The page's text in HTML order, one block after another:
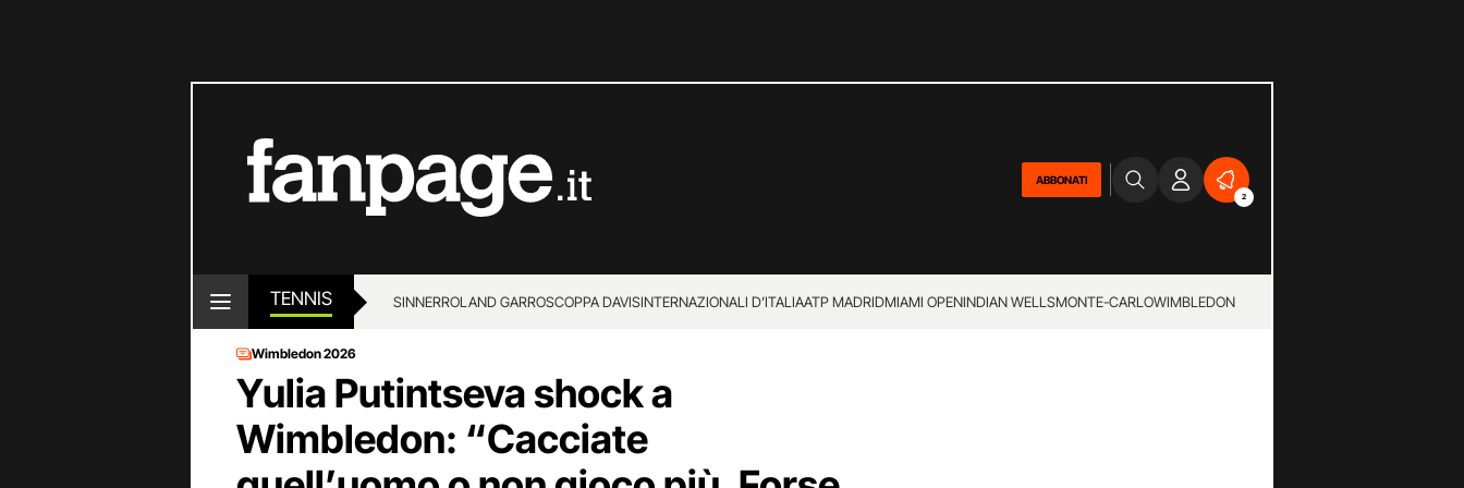
ABBONATI
2
TENNIS SINNERROLAND GARROSCOPPA DAVISINTERNAZIONALI D’ITALIAATP MADRIDMIAMI OPENINDIAN WELLSMONTE-CARLOWIMBLEDON
Wimbledon 2026
Yulia Putintseva shock a
Wimbledon: “Cacciate